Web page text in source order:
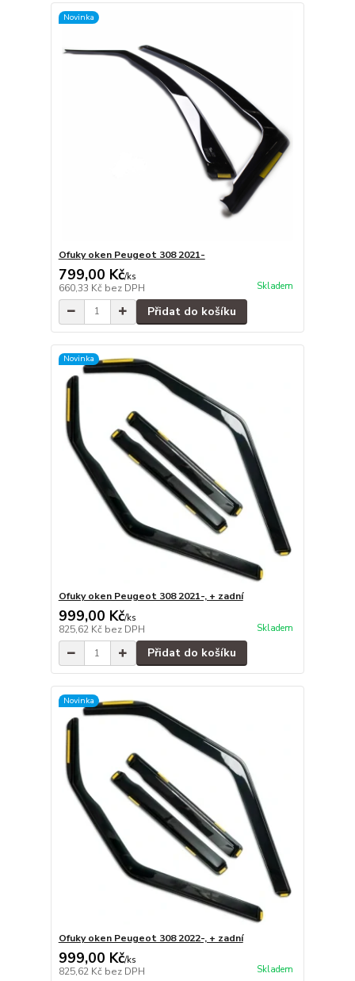
Novinka
Ofuky oken Peugeot 308 2021-
799,00 Kč/ks
660,33 Kč bez DPH Skladem
Přidat do košíku
Novinka
Ofuky oken Peugeot 308 2021-, + zadní
999,00 Kč/ks
825,62 Kč bez DPH Skladem
Přidat do košíku
Novinka
Ofuky oken Peugeot 308 2022-, + zadní
999,00 Kč/ks
825,62 Kč bez DPH Skladem